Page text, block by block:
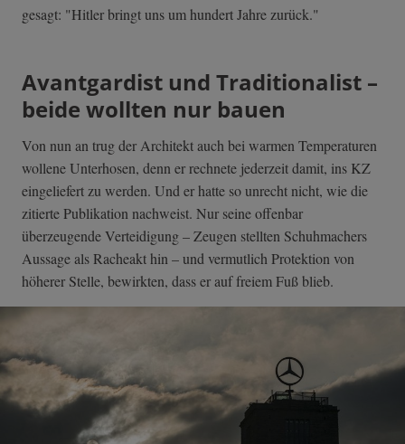
gesagt: "Hitler bringt uns um hundert Jahre zurück."
Avantgardist und Traditionalist –
beide wollten nur bauen
Von nun an trug der Architekt auch bei warmen Temperaturen
wollene Unterhosen, denn er rechnete jederzeit damit, ins KZ
eingeliefert zu werden. Und er hatte so unrecht nicht, wie die
zitierte Publikation nachweist. Nur seine offenbar
überzeugende Verteidigung – Zeugen stellten Schuhmachers
Aussage als Racheakt hin – und vermutlich Protektion von
höherer Stelle, bewirkten, dass er auf freiem Fuß blieb.